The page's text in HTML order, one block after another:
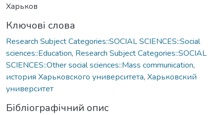
Харьков
Ключові слова
Research Subject Categories::SOCIAL SCIENCES::Social
sciences::Education, Research Subject Categories::SOCIAL
SCIENCES::Other social sciences::Mass communication,
история Харьковского университета, Харьковский
университет
Бібліографічний опис